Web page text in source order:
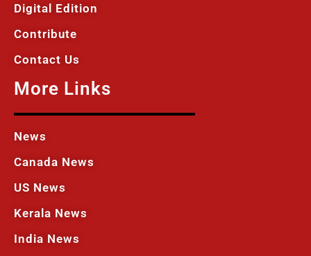
Digital Edition
Contribute
Contact Us
More Links
News
Canada News
US News
Kerala News
India News